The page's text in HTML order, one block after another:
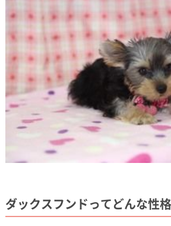
ダックスフンドってどんな性